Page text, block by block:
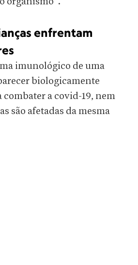
enfrentam
imunológico de uma
biologicamente
combater a covid-19, nem
são afetadas da mesma